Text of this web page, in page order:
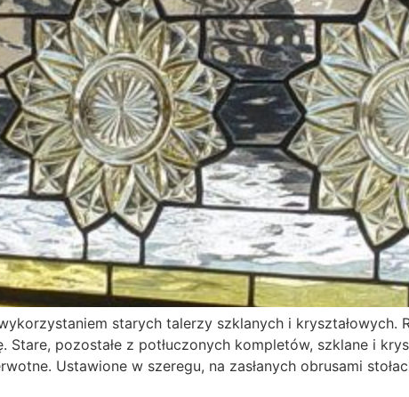
starych talerzy szklanych i kryształowych.
pozostałe z potłuczonych kompletów, szklane i
Ustawione w szeregu, na zasłanych obrusami